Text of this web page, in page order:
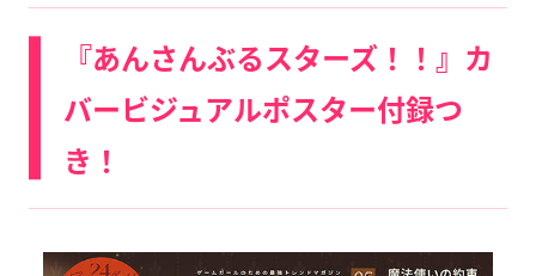
『あんさんぶるスターズ！！』カ
バービジュアルポスター付録つ
き！